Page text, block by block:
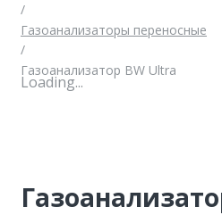
/
Газоанализаторы переносные
/
Газоанализатор BW Ultra
Loading...